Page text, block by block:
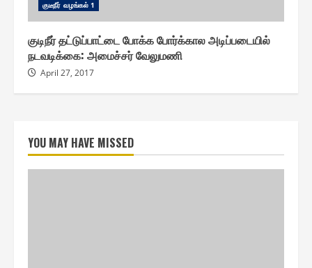
குடீநீர் வழங்௧ல் 1
குடிநீர் தட்டுப்பாட்டை போக்க போர்க்கால அடிப்படையில்
நடவடிக்கை: அமைச்சர் வேலுமணி
April 27, 2017
YOU MAY HAVE MISSED